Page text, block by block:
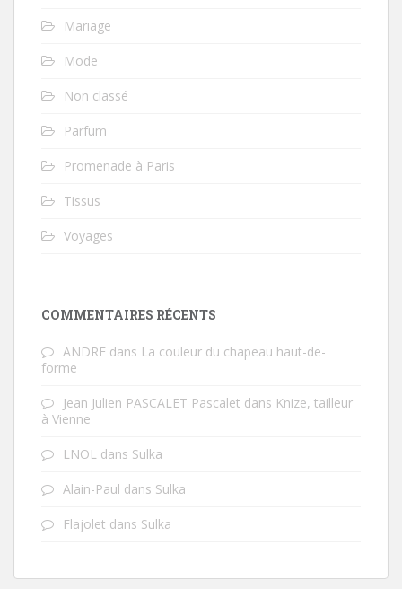
Mariage
Mode
Non classé
Parfum
Promenade à Paris
Tissus
Voyages
COMMENTAIRES RÉCENTS
ANDRE dans La couleur du chapeau haut-de-
forme
Jean Julien PASCALET Pascalet dans Knize, tailleur
à Vienne
LNOL dans Sulka
Alain-Paul dans Sulka
Flajolet dans Sulka